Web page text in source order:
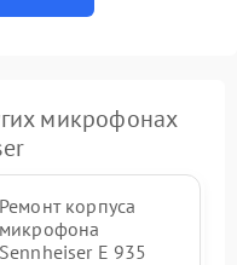
микрофонах
Ремонт корпуса
микрофона
Sennheiser E 935